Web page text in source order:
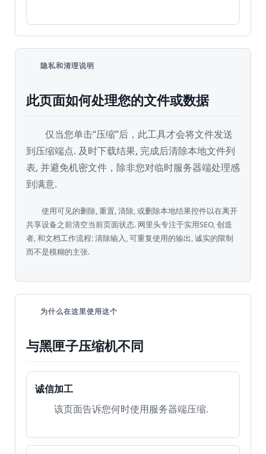
术
语
隐私和清理说明
此页面如何处理您的文件或数据
仅当您单击“压缩”后，此工具才会将文件发送
到压缩端点. 及时下载结果, 完成后清除本地文件列
表, 并避免机密文件，除非您对临时服务器端处理感
到满意.
使用可见的删除, 重置, 清除, 或删除本地结果控件以在离开
共享设备之前清空当前页面状态. 网里头专注于实用SEO, 创造
者, 和文档工作流程: 清除输入, 可重复使用的输出, 诚实的限制
而不是模糊的主张.
为什么在这里使用这个
与黑匣子压缩机不同
诚信加工
该页面告诉您何时使用服务器端压缩.